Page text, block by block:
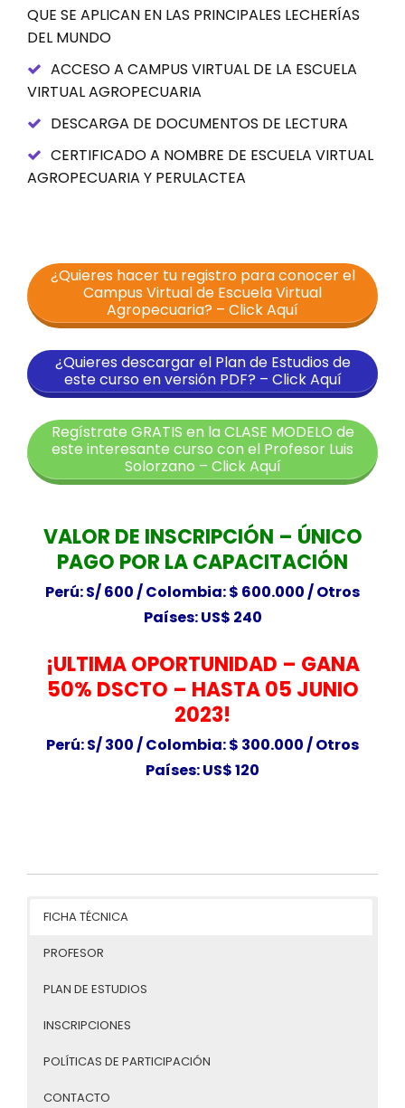
QUE SE APLICAN EN LAS PRINCIPALES LECHERÍAS
DEL MUNDO
ACCESO A CAMPUS VIRTUAL DE LA ESCUELA
VIRTUAL AGROPECUARIA
DESCARGA DE DOCUMENTOS DE LECTURA
CERTIFICADO A NOMBRE DE ESCUELA VIRTUAL
AGROPECUARIA Y PERULACTEA
¿Quieres hacer tu registro para conocer el
Campus Virtual de Escuela Virtual
Agropecuaria? – Click Aquí
¿Quieres descargar el Plan de Estudios de
este curso en versión PDF? – Click Aquí
Regístrate GRATIS en la CLASE MODELO de
este interesante curso con el Profesor Luis
Solorzano – Click Aquí
VALOR DE INSCRIPCIÓN – ÚNICO
PAGO POR LA CAPACITACIÓN
Perú: S/ 600 /Colombia: $ 600.000 /Otros
Países: US$ 240
¡ULTIMA OPORTUNIDAD – GANA
50% DSCTO – HASTA 05 JUNIO
2023!
Perú: S/ 300 /Colombia: $ 300.000 /Otros
Países: US$ 120
FICHA TÉCNICA
PROFESOR
PLAN DE ESTUDIOS
INSCRIPCIONES
POLÍTICAS DE PARTICIPACIÓN
CONTACTO